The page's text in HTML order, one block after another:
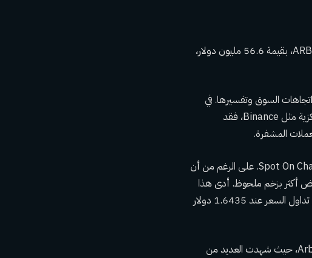
لاحظت منصة التحليلات أيضًا أن المحافظ المحددة لا تزال تحتوي على 32.95 مليون ARB، بقيمة 56.6 مليون دولار،
السوق وتفسيرها. في
هذا الخط، عندما تقوم حيتان العملات المشفرة بنقل الأصول الرقمية إلى البورصات المركزية مثل Binance، فقد
المشفرة.
أظهرت حركة سعر ARB أن السعر واصل انخفاضه خلال الفترة المشار إليها بواسطة Spot On Chain. على الرغم من أن
أكثر بزخم ملحوظ. أدى هذا
الانخفاض إلى انخفاض ARB إلى ما دون 1.685 دولار للمرة الأولى منذ بداية فبراير، مع تداول السعر عند 1.6435 دولار
من الضروري ملاحظة أن انخفاض أسعار العملات المشفرة ليس أمرًا غريبًا على Arbitrum، حيث شهدت العديد من